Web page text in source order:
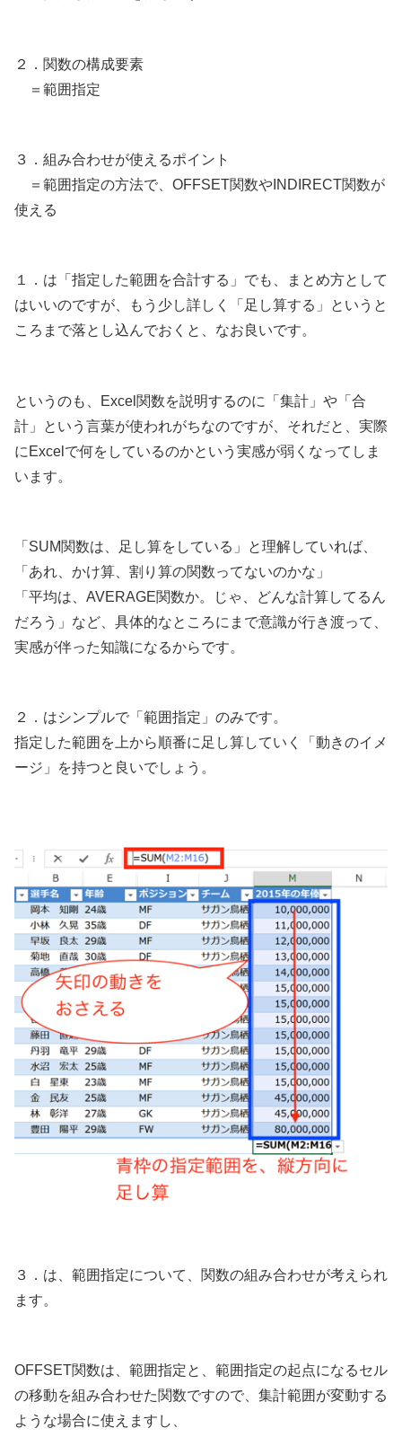
２．関数の構成要素
＝範囲指定
３．組み合わせが使えるポイント
＝範囲指定の方法で、OFFSET関数やINDIRECT関数が
使える
１．は「指定した範囲を合計する」でも、まとめ方として
はいいのですが、もう少し詳しく「足し算する」というと
ころまで落とし込んでおくと、なお良いです。
というのも、Excel関数を説明するのに「集計」や「合
計」という言葉が使われがちなのですが、それだと、実際
にExcelで何をしているのかという実感が弱くなってしま
います。
「SUM関数は、足し算をしている」と理解していれば、
「あれ、かけ算、割り算の関数ってないのかな」
「平均は、AVERAGE関数か。じゃ、どんな計算してるん
だろう」など、具体的なところにまで意識が行き渡って、
実感が伴った知識になるからです。
２．はシンプルで「範囲指定」のみです。
指定した範囲を上から順番に足し算していく「動きのイメ
ージ」を持つと良いでしょう。
３．は、範囲指定について、関数の組み合わせが考えられ
ます。
OFFSET関数は、範囲指定と、範囲指定の起点になるセル
の移動を組み合わせた関数ですので、集計範囲が変動する
ような場合に使えますし、